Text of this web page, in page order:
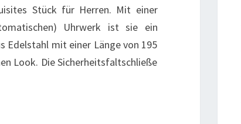
Stück für Herren. Mit einer
Uhrwerk ist sie ein
Edelstahl mit einer Länge von 195
Look. Die Sicherheitsfaltschließe